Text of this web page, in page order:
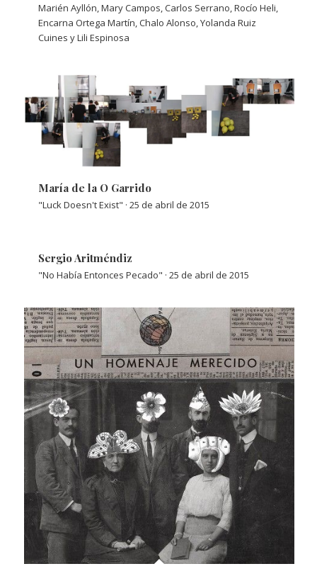
Marién Ayllón, Mary Campos, Carlos Serrano, Rocío Heli,
Encarna Ortega Martín, Chalo Alonso, Yolanda Ruiz
Cuines y Lili Espinosa
María de la O Garrido
"Luck Doesn't Exist" · 25 de abril de 2015
Sergio Aritméndiz
"No Había Entonces Pecado" · 25 de abril de 2015